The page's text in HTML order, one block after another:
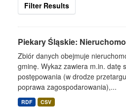
Filter Results
Piekary Śląskie:
Zbiór danych obejmuje
gminę. Wykaz zawiera m.in. datę
postępowania (w drodze
poprawa zagospodarowania),...
RDF CSV